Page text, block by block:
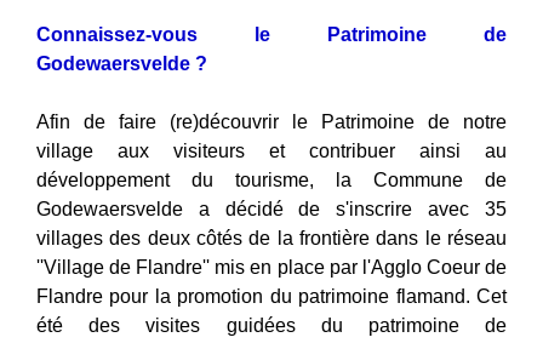
Connaissez-vous le Patrimoine de
Godewaersvelde ?
Afin de faire (re)découvrir le Patrimoine de notre
village aux visiteurs et contribuer ainsi au
développement du tourisme, la Commune de
Godewaersvelde a décidé de s'inscrire avec 35
villages des deux côtés de la frontière dans le réseau
''Village de Flandre'' mis en place par l'Agglo Coeur de
Flandre pour la promotion du patrimoine flamand. Cet
été des visites guidées du patrimoine de